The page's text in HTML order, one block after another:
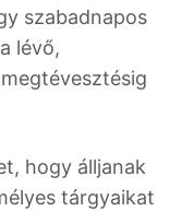
szabadnapos
lévő,
hogy álljanak
tárgyaikat